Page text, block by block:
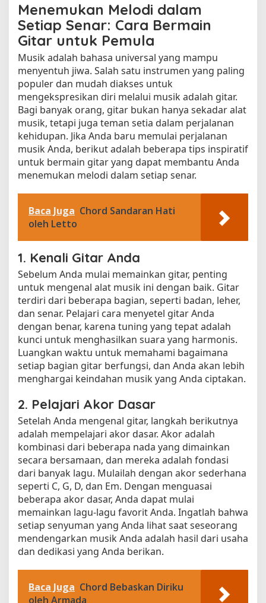
Menemukan Melodi dalam
Setiap Senar: Cara Bermain
Gitar untuk Pemula
Musik adalah bahasa universal yang mampu
menyentuh jiwa. Salah satu instrumen yang paling
populer dan mudah diakses untuk
mengekspresikan diri melalui musik adalah gitar.
Bagi banyak orang, gitar bukan hanya sekadar alat
musik, tetapi juga teman setia dalam perjalanan
kehidupan. Jika Anda baru memulai perjalanan
musik Anda, berikut adalah beberapa tips inspiratif
untuk bermain gitar yang dapat membantu Anda
menemukan melodi dalam setiap senar.
Baca Juga Chord Sandaran Hati
oleh Letto
1. Kenali Gitar Anda
Sebelum Anda mulai memainkan gitar, penting
untuk mengenal alat musik ini dengan baik. Gitar
terdiri dari beberapa bagian, seperti badan, leher,
dan senar. Pelajari cara menyetel gitar Anda
dengan benar, karena tuning yang tepat adalah
kunci untuk menghasilkan suara yang harmonis.
Luangkan waktu untuk memahami bagaimana
setiap bagian gitar berfungsi, dan Anda akan lebih
menghargai keindahan musik yang Anda ciptakan.
2. Pelajari Akor Dasar
Setelah Anda mengenal gitar, langkah berikutnya
adalah mempelajari akor dasar. Akor adalah
kombinasi dari beberapa nada yang dimainkan
secara bersamaan, dan mereka adalah fondasi
dari banyak lagu. Mulailah dengan akor sederhana
seperti C, G, D, dan Em. Dengan menguasai
beberapa akor dasar, Anda dapat mulai
memainkan lagu-lagu favorit Anda. Ingatlah bahwa
setiap senyuman yang Anda lihat saat seseorang
mendengarkan musik Anda adalah hasil dari usaha
dan dedikasi yang Anda berikan.
Baca Juga Chord Bebaskan Diriku
oleh Armada